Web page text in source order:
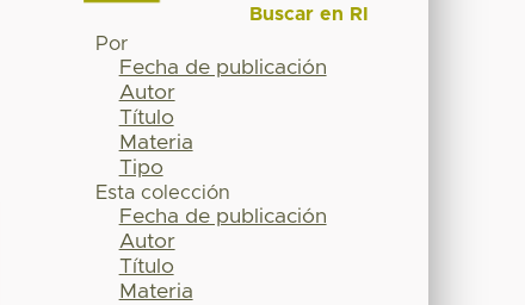
Buscar en RI
Por
Fecha de publicación
Autor
Título
Materia
Tipo
Esta colección
Fecha de publicación
Autor
Título
Materia